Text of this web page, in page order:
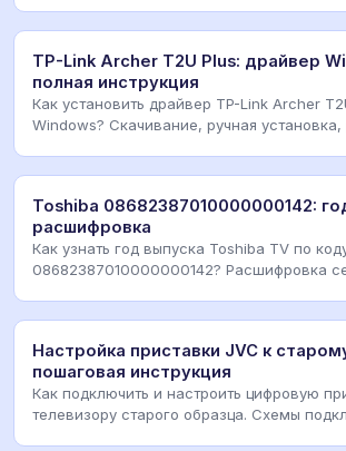
TP-Link Archer T2U Plus: драйвер
полная инструкция
Как установить драйвер TP-Link Archer
Windows? Скачивание, ручная
Toshiba 08682387010000000142:
расшифровка
Как узнать год выпуска Toshiba TV по
08682387010000000142? Расшифровка
Настройка приставки JVC к
пошаговая инструкция
Как подключить и настроить цифровую
телевизору старого образца. Схемы